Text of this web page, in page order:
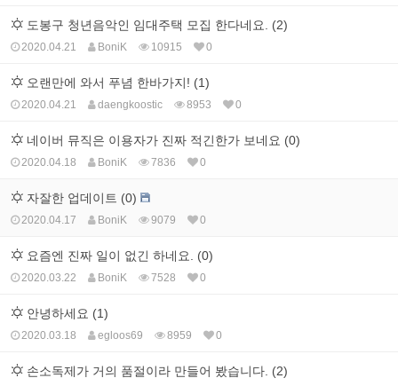
도봉구 청년음악인 임대주택 모집 한다네요. (2)
2020.04.21 BoniK 10915 0
오랜만에 와서 푸념 한바가지! (1)
2020.04.21 daengkoostic 8953 0
네이버 뮤직은 이용자가 진짜 적긴한가 보네요 (0)
2020.04.18 BoniK 7836 0
자잘한 업데이트 (0)
2020.04.17 BoniK 9079 0
요즘엔 진짜 일이 없긴 하네요. (0)
2020.03.22 BoniK 7528 0
안녕하세요 (1)
2020.03.18 egloos69 8959 0
손소독제가 거의 품절이라 만들어 봤습니다. (2)